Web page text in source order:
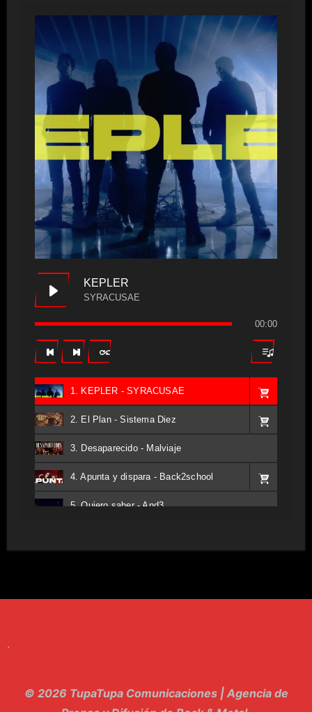
KEPLER
SYRACUSAE
00:00
1. KEPLER - SYRACUSAE
2. El Plan - Sistema Diez
3. Desaparecido - Malviaje
4. Apunta y dispara - Back2school
5. Quiero saber - And3
.
© 2026 TupaTupa Comunicaciones | Agencia de